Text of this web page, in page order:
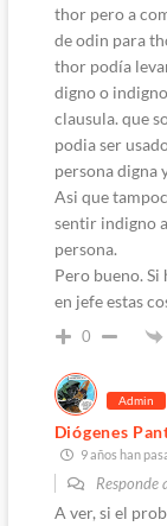
thor pero a
de odin para
thor podía
digno o
clausula. que
podia ser
persona digna
Asi que
sentir indigno
persona.
Pero bueno.
en jefe estas
0
Admin
Diógenes
9 años han
Responde
A ver, si el